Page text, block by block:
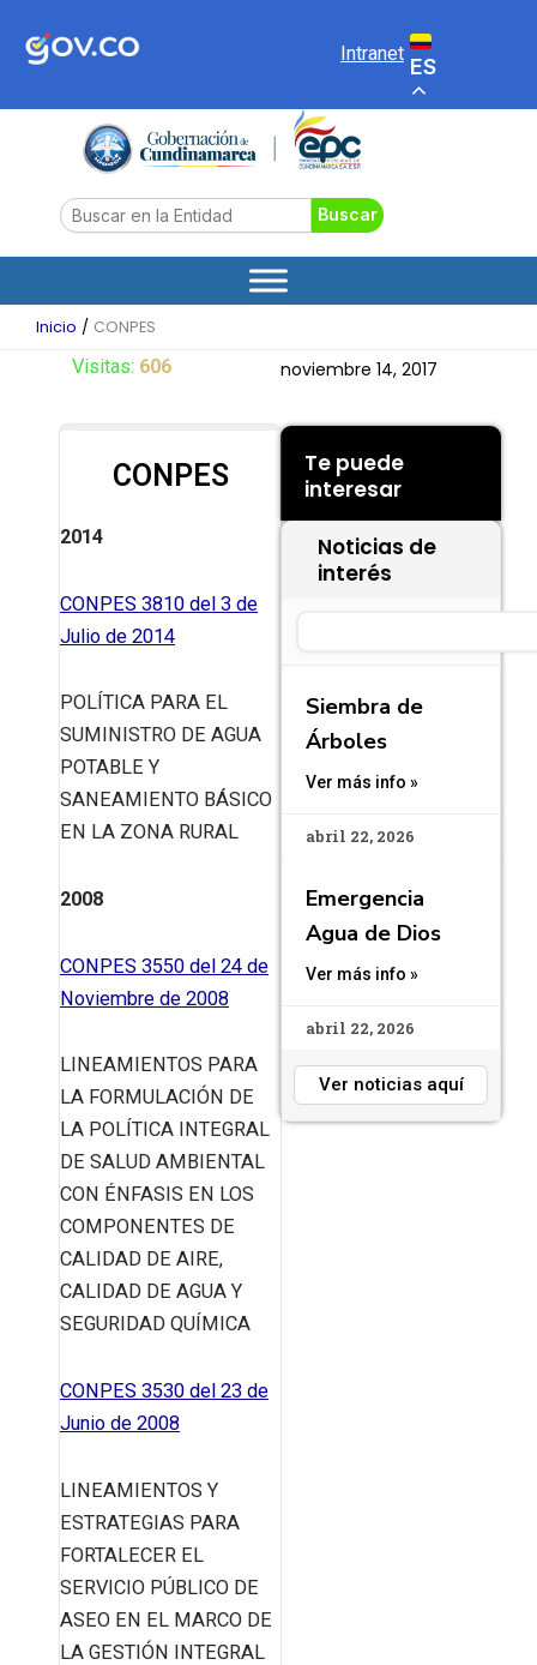
Intranet
ES
Search Buscar
Inicio CONPES
noviembre 14, 2017
Te puede
interesar
Noticias de
interés
Siembra de
Árboles
Ver más info »
abril 22, 2026
Emergencia
Agua de Dios
Ver más info »
abril 22, 2026
Ver noticias aquí
Visitas: 606
CONPES
2014
CONPES 3810 del 3 de
Julio de 2014
POLÍTICA PARA EL
SUMINISTRO DE AGUA
POTABLE Y
SANEAMIENTO BÁSICO
EN LA ZONA RURAL
2008
CONPES 3550 del 24 de
Noviembre de 2008
LINEAMIENTOS PARA
LA FORMULACIÓN DE
LA POLÍTICA INTEGRAL
DE SALUD AMBIENTAL
CON ÉNFASIS EN LOS
COMPONENTES DE
CALIDAD DE AIRE,
CALIDAD DE AGUA Y
SEGURIDAD QUÍMICA
CONPES 3530 del 23 de
Junio de 2008
LINEAMIENTOS Y
ESTRATEGIAS PARA
FORTALECER EL
SERVICIO PÚBLICO DE
ASEO EN EL MARCO DE
LA GESTIÓN INTEGRAL